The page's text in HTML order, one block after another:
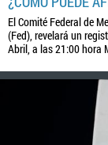
El Comité Federal de
(Fed), revelará un
Abril, a las 21:00 hora